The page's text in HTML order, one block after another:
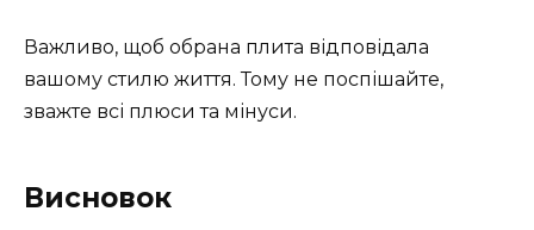
Важливо, щоб обрана плита відповідала
вашому стилю життя. Тому не поспішайте,
зважте всі плюси та мінуси.
Висновок